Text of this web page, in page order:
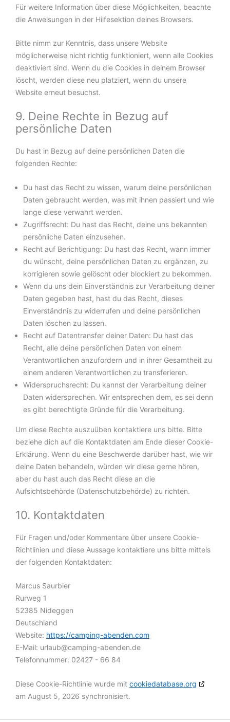
Für weitere Information über diese Möglichkeiten, beachte
die Anweisungen in der Hilfesektion deines Browsers.
Bitte nimm zur Kenntnis, dass unsere Website
möglicherweise nicht richtig funktioniert, wenn alle Cookies
deaktiviert sind. Wenn du die Cookies in deinem Browser
löscht, werden diese neu platziert, wenn du unsere
Website erneut besuchst.
9. Deine Rechte in Bezug auf
persönliche Daten
Du hast in Bezug auf deine persönlichen Daten die
folgenden Rechte:
Du hast das Recht zu wissen, warum deine persönlichen
Daten gebraucht werden, was mit ihnen passiert und wie
lange diese verwahrt werden.
Zugriffsrecht: Du hast das Recht, deine uns bekannten
persönliche Daten einzusehen.
Recht auf Berichtigung: Du hast das Recht, wann immer
du wünscht, deine persönlichen Daten zu ergänzen, zu
korrigieren sowie gelöscht oder blockiert zu bekommen.
Wenn du uns dein Einverständnis zur Verarbeitung deiner
Daten gegeben hast, hast du das Recht, dieses
Einverständnis zu widerrufen und deine persönlichen
Daten löschen zu lassen.
Recht auf Datentransfer deiner Daten: Du hast das
Recht, alle deine persönlichen Daten von einem
Verantwortlichen anzufordern und in ihrer Gesamtheit zu
einem anderen Verantwortlichen zu transferieren.
Widerspruchsrecht: Du kannst der Verarbeitung deiner
Daten widersprechen. Wir entsprechen dem, es sei denn
es gibt berechtigte Gründe für die Verarbeitung.
Um diese Rechte auszuüben kontaktiere uns bitte. Bitte
beziehe dich auf die Kontaktdaten am Ende dieser Cookie-
Erklärung. Wenn du eine Beschwerde darüber hast, wie wir
deine Daten behandeln, würden wir diese gerne hören,
aber du hast auch das Recht diese an die
Aufsichtsbehörde (Datenschutzbehörde) zu richten.
10. Kontaktdaten
Für Fragen und/oder Kommentare über unsere Cookie-
Richtlinien und diese Aussage kontaktiere uns bitte mittels
der folgenden Kontaktdaten:
Marcus Saurbier
Rurweg 1
52385 Nideggen
Deutschland
Website: https://camping-abenden.com
E-Mail: urlaub@camping-abenden.de
Telefonnummer: 02427 - 66 84
Diese Cookie-Richtlinie wurde mit cookiedatabase.org
am August 5, 2026 synchronisiert.